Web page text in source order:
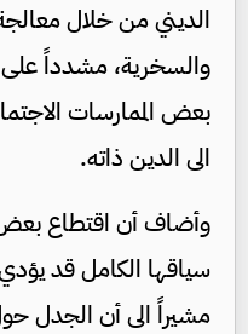
الديني من خلال
والسخرية، مشدداً
بعض الممارسات
الى الدين ذاته.
وأضاف أن اقتطاع
سياقها الكامل قد
مشيراً الى أن الجدل